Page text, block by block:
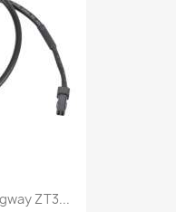
ZT3...